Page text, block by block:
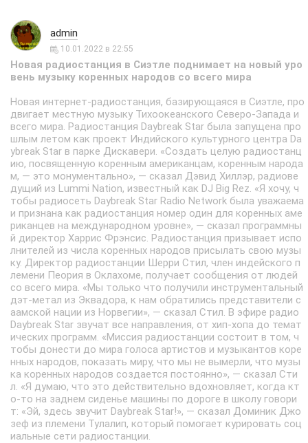
admin
10.01.2022 в 22:55
Новая радиостанция в Сиэтле поднимает на новый уро
вень музыку коренных народов со всего мира
Новая интернет-радиостанция, базирующаяся в Сиэтле, про
двигает местную музыку Тихоокеанского Северо-Запада и
всего мира. Радиостанция Daybreak Star была запущена про
шлым летом как проект Индийского культурного центра Da
ybreak Star в парке Дискавери. «Создать целую радиостанц
ию, посвященную коренным американцам, коренным народа
м, — это монументально», — сказал Дэвид Хиллэр, радиове
дущий из Lummi Nation, известный как DJ Big Rez. «Я хочу, ч
тобы радиосеть Daybreak Star Radio Network была уважаема
и признана как радиостанция номер один для коренных аме
риканцев на международном уровне», — сказал программны
й директор Харрис Фрэнсис. Радиостанция призывает испо
лнителей из числа коренных народов присылать свою музы
ку. Директор радиостанции Шерри Стил, член индейского п
лемени Пеория в Оклахоме, получает сообщения от людей
со всего мира. «Мы только что получили инструментальный
дэт-метал из Эквадора, к нам обратились представители с
аамской нации из Норвегии», — сказал Стил. В эфире радио
Daybreak Star звучат все направления, от хип-хопа до темат
ических программ. «Миссия радиостанции состоит в том, ч
тобы донести до мира голоса артистов и музыкантов коре
нных народов, показать миру, что мы не вымерли, что музы
ка коренных народов создается постоянно», — сказал Сти
л. «Я думаю, что это действительно вдохновляет, когда кт
о-то на заднем сиденье машины по дороге в школу говори
т: «Эй, здесь звучит Daybreak Star!», — сказал Доминик Джо
зеф из племени Тулалип, который помогает курировать соц
иальные сети радиостанции.